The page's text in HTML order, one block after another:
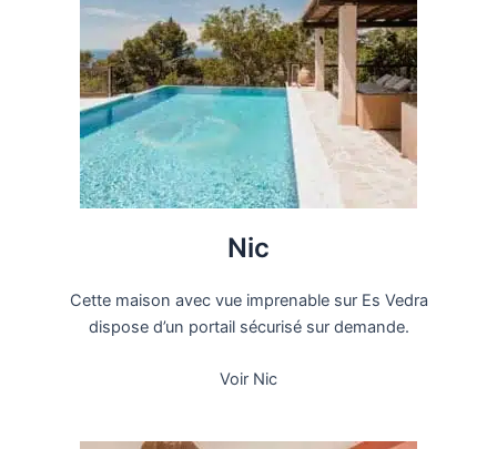
Nic
Cette maison avec vue imprenable sur Es Vedra
dispose d’un portail sécurisé sur demande.
Voir Nic